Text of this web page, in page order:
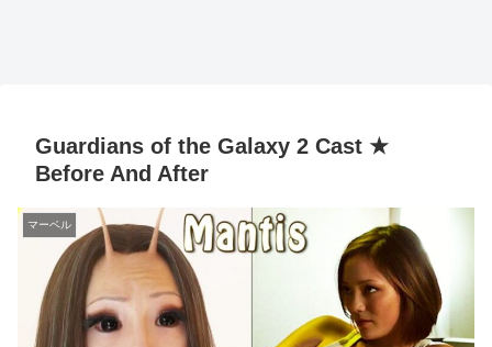
Guardians of the Galaxy 2 Cast ★
Before And After
マーベル